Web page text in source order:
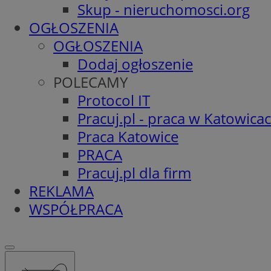
Skup - nieruchomosci.org
OGŁOSZENIA
OGŁOSZENIA
Dodaj ogłoszenie
POLECAMY
Protocol IT
Pracuj.pl - praca w
Praca Katowice
PRACA
Pracuj.pl dla firm
REKLAMA
WSPÓŁPRACA